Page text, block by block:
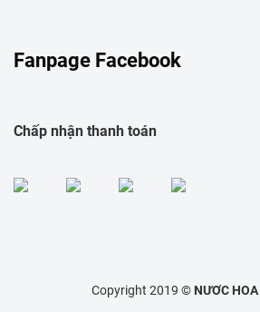
Fanpage Facebook
Chấp nhận thanh toán
Copyright 2019 © NƯƠC